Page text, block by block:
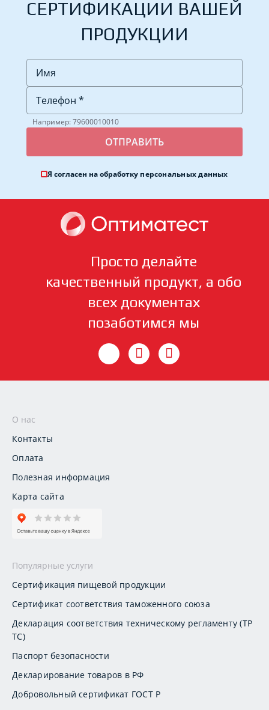
СЕРТИФИКАЦИИ ВАШЕЙ
ПРОДУКЦИИ
Например: 79600010010
Я согласен на обработку персональных данных
Просто делайте
качественный продукт, а обо
всех документах
позаботимся мы
О нас
Контакты
Оплата
Полезная информация
Карта сайта
Популярные услуги
Сертификация пищевой продукции
Сертификат соответствия таможенного союза
Декларация соответствия техническому регламенту (ТР
ТС)
Паспорт безопасности
Декларирование товаров в РФ
Добровольный сертификат ГОСТ Р